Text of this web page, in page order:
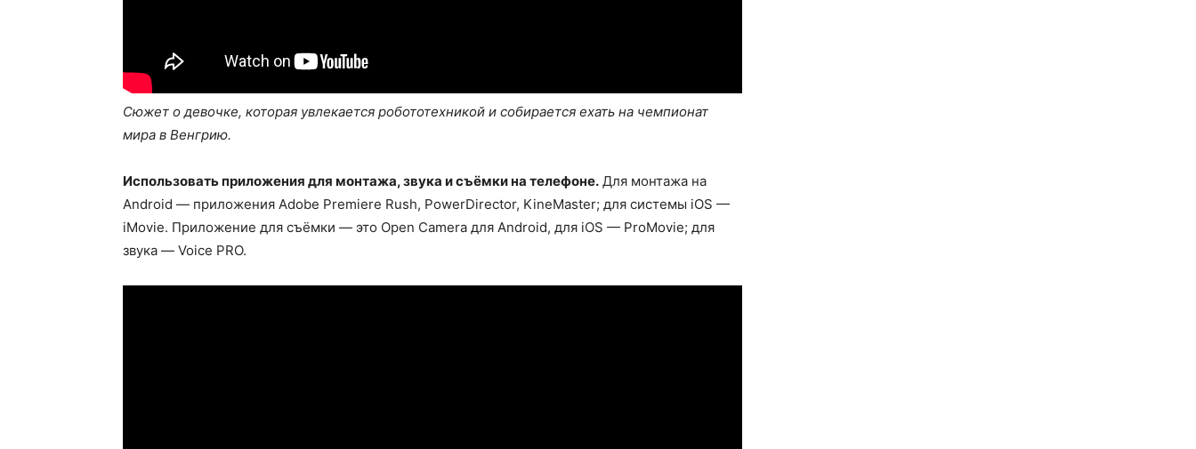
Сюжет о девочке, которая увлекается робототехникой и собирается ехать на чемпионат
мира в Венгрию.
Использовать приложения для монтажа, звука и съёмки на телефоне. Для монтажа на
Android — приложения Adobe Premiere Rush, PowerDirector, KineMaster; для системы iOS —
iMovie. Приложение для съёмки — это Open Camera для Android, для iOS — ProMovie; для
звука — Voice PRO.